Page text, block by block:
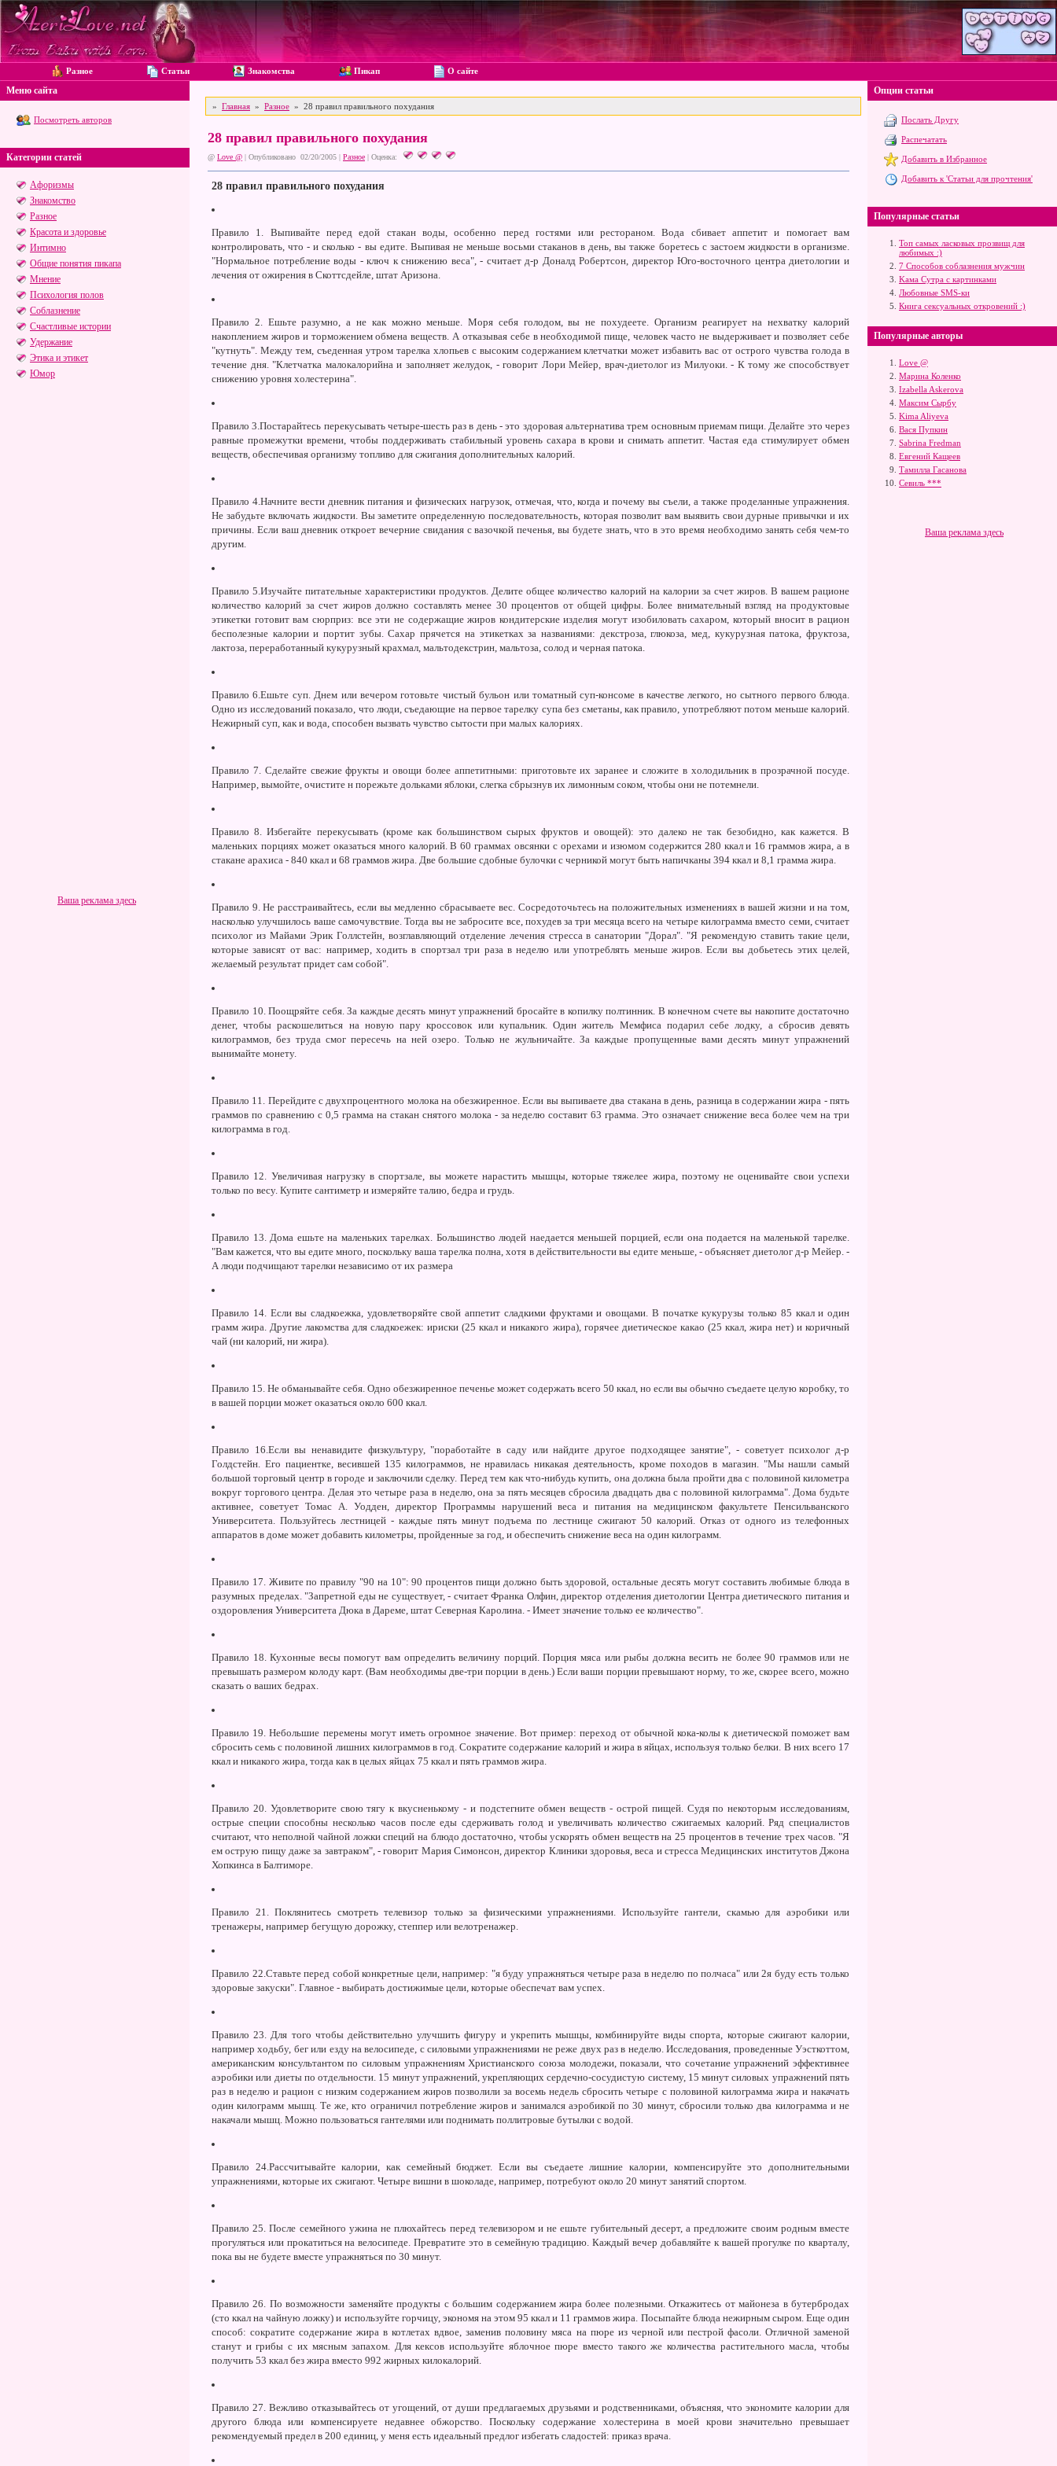
Разное Статьи Знакомства Пикап О сайте
Меню сайта
Посмотреть авторов
Категории статей
Афоризмы
Знакомство
Разное
Красота и здоровье
Интимно
Общие понятия пикапа
Мнение
Психология полов
Соблазнение
Счастливые истории
Удержание
Этика и этикет
Юмор
Ваша реклама здесь
» Главная » Разное » 28 правил правильного похудания
28 правил правильного похудания
@ Love @ | Опубликовано 02/20/2005 | Разное | Оценка:
28 правил правильного похудания
Правило 1. Выпивайте перед едой стакан воды, особенно перед гостями или рестораном. Вода сбивает аппетит и помогает вам
контролировать, что - и сколько - вы едите. Выпивая не меньше восьми стаканов в день, вы также боретесь с застоем жидкости в организме.
"Нормальное потребление воды - ключ к снижению веса", - считает д-р Доналд Робертсон, директор Юго-восточного центра диетологии и
лечения от ожирения в Скоттсдейле, штат Аризона.
Правило 2.Ешьте разумно, а не как можно меньше. Моря себя голодом, вы не похудеете. Организм реагирует на нехватку калорий
накоплением жиров и торможением обмена веществ. А отказывая себе в необходимой пище, человек часто не выдерживает и позволяет себе
"кутнуть". Между тем, съеденная утром тарелка хлопьев с высоким содержанием клетчатки может избавить вас от острого чувства голода в
течение дня. "Клетчатка малокалорийна и заполняет желудок, - говорит Лори Мейер, врач-диетолог из Милуоки. - К тому же способствует
снижению уровня холестерина".
Правило 3.Постарайтесь перекусывать четыре-шесть раз в день - это здоровая альтернатива трем основным приемам пищи. Делайте это через
равные промежутки времени, чтобы поддерживать стабильный уровень сахара в крови и снимать аппетит. Частая еда стимулирует обмен
веществ, обеспечивая организму топливо для сжигания дополнительных калорий.
Правило 4.Начните вести дневник питания и физических нагрузок, отмечая, что, когда и почему вы съели, а также проделанные упражнения.
Не забудьте включать жидкости. Вы заметите определенную последовательность, которая позволит вам выявить свои дурные привычки и их
причины. Если ваш дневник откроет вечерние свидания с вазочкой печенья, вы будете знать, что в это время необходимо занять себя чем-то
другим.
Правило 5.Изучайте питательные характеристики продуктов. Делите общее количество калорий на калории за счет жиров. В вашем рационе
количество калорий за счет жиров должно составлять менее 30 процентов от общей цифры. Более внимательный взгляд на продуктовые
этикетки готовит вам сюрприз: все эти не содержащие жиров кондитерские изделия могут изобиловать сахаром, который вносит в рацион
бесполезные калории и портит зубы. Сахар прячется на этикетках за названиями: декстроза, глюкоза, мед, кукурузная патока, фруктоза,
лактоза, переработанный кукурузный крахмал, мальтодекстрин, мальтоза, солод и черная патока.
Правило 6.Ешьте суп. Днем или вечером готовьте чистый бульон или томатный суп-консоме в качестве легкого, но сытного первого блюда.
Одно из исследований показало, что люди, съедающие на первое тарелку супа без сметаны, как правило, употребляют потом меньше калорий.
Нежирный суп, как и вода, способен вызвать чувство сытости при малых калориях.
Правило 7.Сделайте свежие фрукты и овощи более аппетитными: приготовьте их заранее и сложите в холодильник в прозрачной посуде.
Например, вымойте, очистите н порежьте дольками яблоки, слегка сбрызнув их лимонным соком, чтобы они не потемнели.
Правило 8.Избегайте перекусывать (кроме как большинством сырых фруктов и овощей): это далеко не так безобидно, как кажется. В
маленьких порциях может оказаться много калорий. В 60 граммах овсянки с орехами и изюмом содержится 280 ккал и 16 граммов жира, а в
стакане арахиса - 840 ккал и 68 граммов жира. Две большие сдобные булочки с черникой могут быть напичканы 394 ккал и 8,1 грамма жира.
Правило 9.Не расстраивайтесь, если вы медленно сбрасываете вес. Сосредоточьтесь на положительных изменениях в вашей жизни и на том,
насколько улучшилось ваше самочувствие. Тогда вы не забросите все, похудев за три месяца всего на четыре килограмма вместо семи, считает
психолог из Майами Эрик Голлстейн, возглавляющий отделение лечения стресса в санатории "Дорал". "Я рекомендую ставить такие цели,
которые зависят от вас: например, ходить в спортзал три раза в неделю или употреблять меньше жиров. Если вы добьетесь этих целей,
желаемый результат придет сам собой".
Правило 10.Поощряйте себя. За каждые десять минут упражнений бросайте в копилку полтинник. В конечном счете вы накопите достаточно
денег, чтобы раскошелиться на новую пару кроссовок или купальник. Один житель Мемфиса подарил себе лодку, а сбросив девять
килограммов, без труда смог пересечь на ней озеро. Только не жульничайте. За каждые пропущенные вами десять минут упражнений
вынимайте монету.
Правило 11. Перейдите с двухпроцентного молока на обезжиренное. Если вы выпиваете два стакана в день, разница в содержании жира - пять
граммов по сравнению с 0,5 грамма на стакан снятого молока - за неделю составит 63 грамма. Это означает снижение веса более чем на три
килограмма в год.
Правило 12. Увеличивая нагрузку в спортзале, вы можете нарастить мышцы, которые тяжелее жира, поэтому не оценивайте свои успехи
только по весу. Купите сантиметр и измеряйте талию, бедра и грудь.
Правило 13.Дома ешьте на маленьких тарелках. Большинство людей наедается меньшей порцией, если она подается на маленькой тарелке.
"Вам кажется, что вы едите много, поскольку ваша тарелка полна, хотя в действительности вы едите меньше, - объясняет диетолог д-р Мейер. -
А люди подчищают тарелки независимо от их размера
Правило 14. Если вы сладкоежка, удовлетворяйте свой аппетит сладкими фруктами и овощами. В початке кукурузы только 85 ккал и один
грамм жира. Другие лакомства для сладкоежек: ириски (25 ккал и никакого жира), горячее диетическое какао (25 ккал, жира нет) и коричный
чай (ни калорий, ни жира).
Правило 15. Не обманывайте себя. Одно обезжиренное печенье может содержать всего 50 ккал, но если вы обычно съедаете целую коробку, то
в вашей порции может оказаться около 600 ккал.
Правило 16.Если вы ненавидите физкультуру, "поработайте в саду или найдите другое подходящее занятие", - советует психолог д-р
Голдстейн. Его пациентке, весившей 135 килограммов, не нравилась никакая деятельность, кроме походов в магазин. "Мы нашли самый
большой торговый центр в городе и заключили сделку. Перед тем как что-нибудь купить, она должна была пройти два с половиной километра
вокруг торгового центра. Делая это четыре раза в неделю, она за пять месяцев сбросила двадцать два с половиной килограмма". Дома будьте
активнее, советует Томас А. Уодден, директор Программы нарушений веса и питания на медицинском факультете Пенсильванского
Университета. Пользуйтесь лестницей - каждые пять минут подъема по лестнице сжигают 50 калорий. Отказ от одного из телефонных
аппаратов в доме может добавить километры, пройденные за год, и обеспечить снижение веса на один килограмм.
Правило 17.Живите по правилу "90 на 10": 90 процентов пищи должно быть здоровой, остальные десять могут составить любимые блюда в
разумных пределах. "Запретной еды не существует, - считает Франка Олфин, директор отделения диетологии Центра диетического питания и
оздоровления Университета Дюка в Дареме, штат Северная Каролина. - Имеет значение только ее количество".
Правило 18.Кухонные весы помогут вам определить величину порций. Порция мяса или рыбы должна весить не более 90 граммов или не
превышать размером колоду карт. (Вам необходимы две-три порции в день.) Если ваши порции превышают норму, то же, скорее всего, можно
сказать о ваших бедрах.
Правило 19. Небольшие перемены могут иметь огромное значение. Вот пример: переход от обычной кока-колы к диетической поможет вам
сбросить семь с половиной лишних килограммов в год. Сократите содержание калорий и жира в яйцах, используя только белки. В них всего 17
ккал и никакого жира, тогда как в целых яйцах 75 ккал и пять граммов жира.
Правило 20.Удовлетворите свою тягу к вкусненькому - и подстегните обмен веществ - острой пищей. Судя по некоторым исследованиям,
острые специи способны несколько часов после еды сдерживать голод и увеличивать количество сжигаемых калорий. Ряд специалистов
считают, что неполной чайной ложки специй на блюдо достаточно, чтобы ускорять обмен веществ на 25 процентов в течение трех часов. "Я
ем острую пищу даже за завтраком", - говорит Мария Симонсон, директор Клиники здоровья, веса и стресса Медицинских институтов Джона
Хопкинса в Балтиморе.
Правило 21.Поклянитесь смотреть телевизор только за физическими упражнениями. Используйте гантели, скамью для аэробики или
тренажеры, например бегущую дорожку, степпер или велотренажер.
Правило 22.Ставьте перед собой конкретные цели, например: "я буду упражняться четыре раза в неделю по полчаса" или 2я буду есть только
здоровые закуски". Главное - выбирать достижимые цели, которые обеспечат вам успех.
Правило 23. Для того чтобы действительно улучшить фигуру и укрепить мышцы, комбинируйте виды спорта, которые сжигают калории,
например ходьбу, бег или езду на велосипеде, с силовыми упражнениями не реже двух раз в неделю. Исследования, проведенные Уэсткоттом,
американским консультантом по силовым упражнениям Христианского союза молодежи, показали, что сочетание упражнений эффективнее
аэробики или диеты по отдельности. 15 минут упражнений, укрепляющих сердечно-сосудистую систему, 15 минут силовых упражнений пять
раз в неделю и рацион с низким содержанием жиров позволили за восемь недель сбросить четыре с половиной килограмма жира и накачать
один килограмм мышц. Те же, кто ограничил потребление жиров и занимался аэробикой по 30 минут, сбросили только два килограмма и не
накачали мышц. Можно пользоваться гантелями или поднимать поллитровые бутылки с водой.
Правило 24.Рассчитывайте калории, как семейный бюджет. Если вы съедаете лишние калории, компенсируйте это дополнительными
упражнениями, которые их сжигают. Четыре вишни в шоколаде, например, потребуют около 20 минут занятий спортом.
Правило 25. После семейного ужина не плюхайтесь перед телевизором и не ешьте губительный десерт, а предложите своим родным вместе
прогуляться или прокатиться на велосипеде. Превратите это в семейную традицию. Каждый вечер добавляйте к вашей прогулке по кварталу,
пока вы не будете вместе упражняться по 30 минут.
Правило 26. По возможности заменяйте продукты с большим содержанием жира более полезными. Откажитесь от майонеза в бутербродах
(сто ккал на чайную ложку) и используйте горчицу, экономя на этом 95 ккал и 11 граммов жира. Посыпайте блюда нежирным сыром. Еще один
способ: сократите содержание жира в котлетах вдвое, заменив половину мяса на пюре из черной или пестрой фасоли. Отличной заменой
станут и грибы с их мясным запахом. Для кексов используйте яблочное пюре вместо такого же количества растительного масла, чтобы
получить 53 ккал без жира вместо 992 жирных килокалорий.
Правило 27.Вежливо отказывайтесь от угощений, от души предлагаемых друзьями и родственниками, объясняя, что экономите калории для
другого блюда или компенсируете недавнее обжорство. Поскольку содержание холестерина в моей крови значительно превышает
рекомендуемый предел в 200 единиц, у меня есть идеальный предлог избегать сладостей: приказ врача.
Опции статьи
Послать Другу
Распечатать
Добавить в Избранное
Добавить к 'Статьи для прочтения'
Популярные статьи
Топ самых ласковых прозвищ для
любимых :)
7 Способов соблазнения мужчин
Kама Сутра с картинками
Любовные SMS-ки
Книга сексуальных откровений :)
Популярные авторы
Love @
Марина Коленко
Izabella Askerova
Максим Сырбу
Kima Aliyeva
Вася Пупкин
Sabrina Fredman
Евгений Кащеев
Тамилла Гасанова
Севиль ***
Ваша реклама здесь